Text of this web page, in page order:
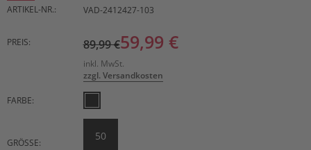
ARTIKEL-NR.:
VAD-2412427-103
PREIS: 89,99 €59,99 €
inkl. MwSt.
zzgl. Versandkosten
FARBE:
GRÖSSE:
50